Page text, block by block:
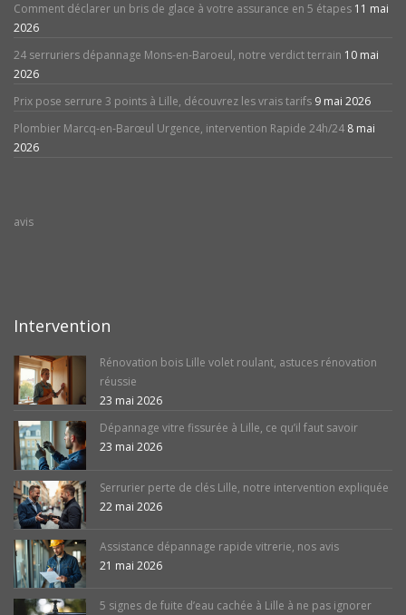
Comment déclarer un bris de glace à votre assurance en 5 étapes 11 mai
2026
24 serruriers dépannage Mons-en-Baroeul, notre verdict terrain 10 mai
2026
Prix pose serrure 3 points à Lille, découvrez les vrais tarifs 9 mai 2026
Plombier Marcq-en-Barœul Urgence, intervention Rapide 24h/24 8 mai
2026
avis
Intervention
Rénovation bois Lille volet roulant, astuces rénovation
réussie
23 mai 2026
Dépannage vitre fissurée à Lille, ce qu’il faut savoir
23 mai 2026
Serrurier perte de clés Lille, notre intervention expliquée
22 mai 2026
Assistance dépannage rapide vitrerie, nos avis
21 mai 2026
5 signes de fuite d’eau cachée à Lille à ne pas ignorer